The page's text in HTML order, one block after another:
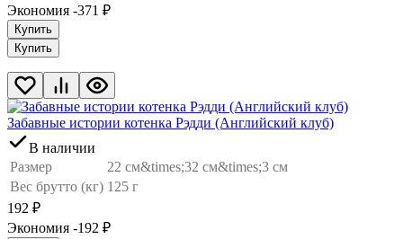
Экономия -371 ₽
Купить
Купить
Забавные истории котенка Рэдди (Английский клуб)
В наличии
Размер
22 см&times;32 см&times;3 см
Вес брутто (кг) 125 г
192 ₽
Экономия -192 ₽